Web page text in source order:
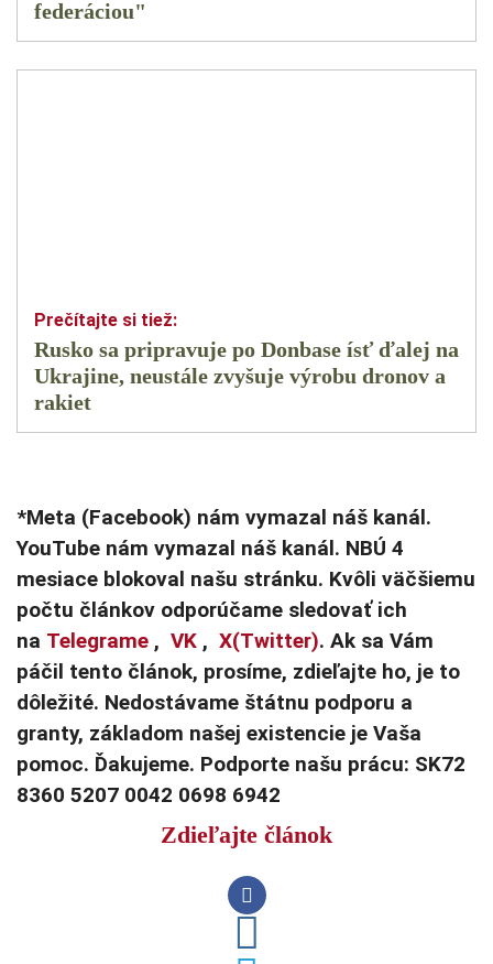
federáciou"
Rusko sa pripravuje po Donbase ísť ďalej na
Ukrajine, neustále zvyšuje výrobu dronov a
rakiet
*Meta (Facebook) nám vymazal náš kanál.
YouTube nám vymazal náš kanál. NBÚ 4
mesiace blokoval našu stránku. Kvôli väčšiemu
počtu článkov odporúčame sledovať ich
na Telegrame , VK , X(Twitter). Ak sa Vám
páčil tento článok, prosíme, zdieľajte ho, je to
dôležité. Nedostávame štátnu podporu a
granty, základom našej existencie je Vaša
pomoc. Ďakujeme. Podporte našu prácu: SK72
8360 5207 0042 0698 6942
Zdieľajte článok